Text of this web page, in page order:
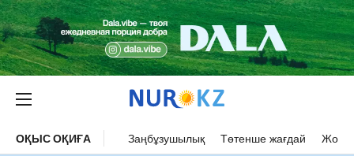
ОҚЫС ОҚИҒА Заңбұзушылық Төтенше жағдай Жол